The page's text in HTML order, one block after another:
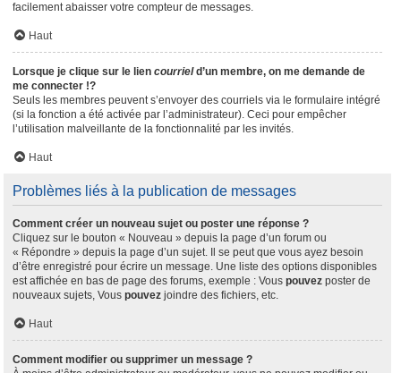
facilement abaisser votre compteur de messages.
Haut
Lorsque je clique sur le lien courrield’un membre, on me demande de
me connecter !?
Seuls les membres peuvent s’envoyer des courriels via le formulaire intégré
(si la fonction a été activée par l’administrateur). Ceci pour empêcher
l’utilisation malveillante de la fonctionnalité par les invités.
Haut
Problèmes liés à la publication de messages
Comment créer un nouveau sujet ou poster une réponse ?
Cliquez sur le bouton « Nouveau » depuis la page d’un forum ou
« Répondre » depuis la page d’un sujet. Il se peut que vous ayez besoin
d’être enregistré pour écrire un message. Une liste des options disponibles
est affichée en bas de page des forums, exemple : Vous pouvez poster de
nouveaux sujets, Vous pouvez joindre des fichiers, etc.
Haut
Comment modifier ou supprimer un message ?